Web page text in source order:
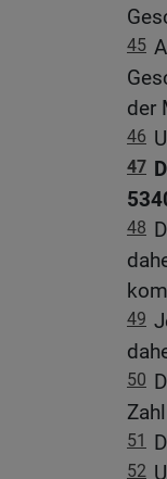
45
der
46
47
48
49
50
51
52